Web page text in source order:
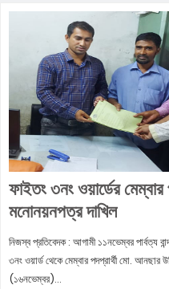
ফাইতং ৩নং ওয়ার্ডের মেম্বার
মনোনয়নপত্র দাখিল
নিজস্ব প্রতিবেদক : আগামী ১১নভেম্বর পার্বত্য
৩নং ওয়ার্ড থেকে মেম্বার পদপ্রার্থী মো. আনছার
(১৬নভেম্বর)...